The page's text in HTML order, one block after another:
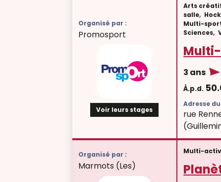
Organisé par :
Promosport
Voir leurs stages
Arts
salle,
Multi-
Sciences,
3 ans
À.p.d.
Adresse
rue
Organisé par :
Marmots (Les)
Multi-